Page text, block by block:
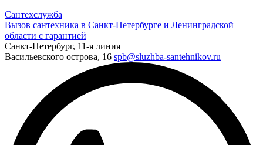
Сантехслужба
Вызов сантехника в Санкт-Петербурге и Ленинградской
области с гарантией
Санкт-Петербург, 11-я линия
Васильевского острова, 16 spb@sluzhba-santehnikov.ru